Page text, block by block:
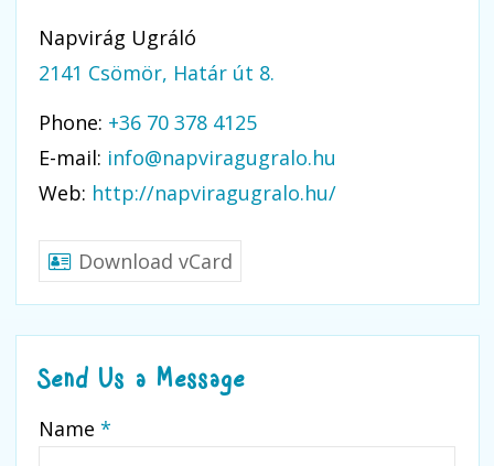
Napvirág Ugráló
2141 Csömör, Határ út 8.
Phone: +36 70 378 4125
E-mail: info@napviragugralo.hu
Web: http://napviragugralo.hu/
Download vCard
Send Us a Message
Name *